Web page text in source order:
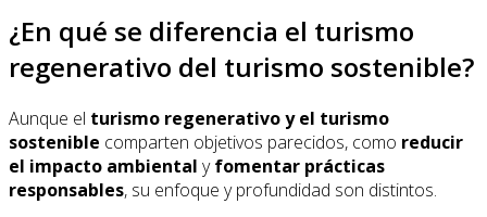
¿En qué se diferencia el turismo
regenerativo del turismo sostenible?
Aunque el turismo regenerativo y el turismo
sostenible comparten objetivos parecidos, como reducir
el impacto ambiental yfomentar prácticas
responsables, su enfoque y profundidad son distintos.